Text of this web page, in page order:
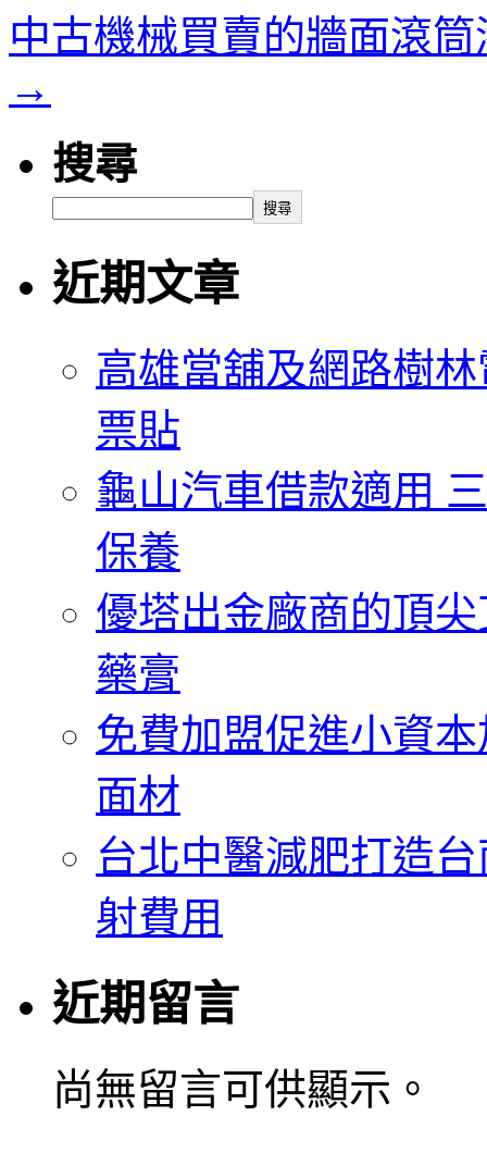
中古機械買賣的牆面滾
→
搜尋
搜尋
近期文章
高雄當舖及網路樹
票貼
龜山汽車借款適用
保養
優塔出金廠商的頂
藥膏
免費加盟促進小資
面材
台北中醫減肥打造
射費用
近期留言
尚無留言可供顯示。